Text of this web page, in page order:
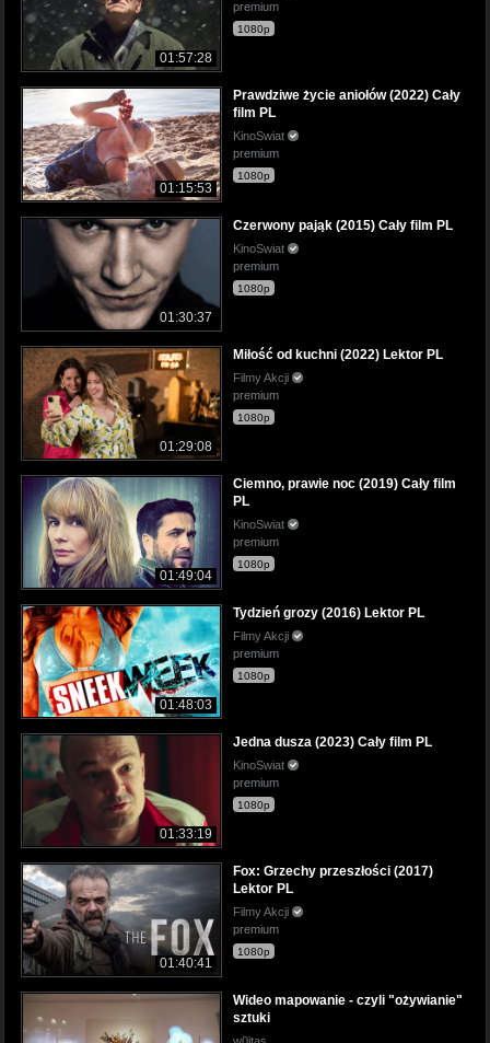
01:57:28
premium
1080p
01:15:53
Prawdziwe życie aniołów (2022) Cały
film PL
KinoSwiat
premium
1080p
01:30:37
Czerwony pająk (2015) Cały film PL
KinoSwiat
premium
1080p
01:29:08
Miłość od kuchni (2022) Lektor PL
Filmy Akcji
premium
1080p
01:49:04
Ciemno, prawie noc (2019) Cały film
PL
KinoSwiat
premium
1080p
01:48:03
Tydzień grozy (2016) Lektor PL
Filmy Akcji
premium
1080p
01:33:19
Jedna dusza (2023) Cały film PL
KinoSwiat
premium
1080p
01:40:41
Fox: Grzechy przeszłości (2017)
Lektor PL
Filmy Akcji
premium
1080p
Wideo mapowanie - czyli "ożywianie"
sztuki